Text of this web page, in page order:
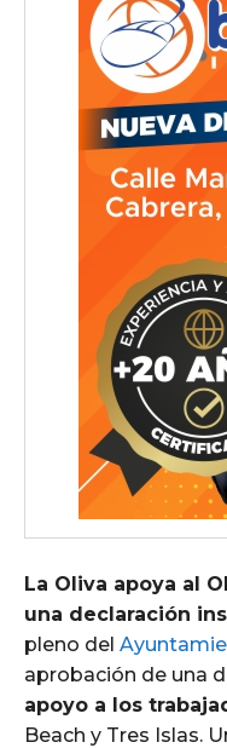
La Oliva apoya al
una declaración
pleno del
aprobación de una
apoyo a los
Beach y Tres Islas.